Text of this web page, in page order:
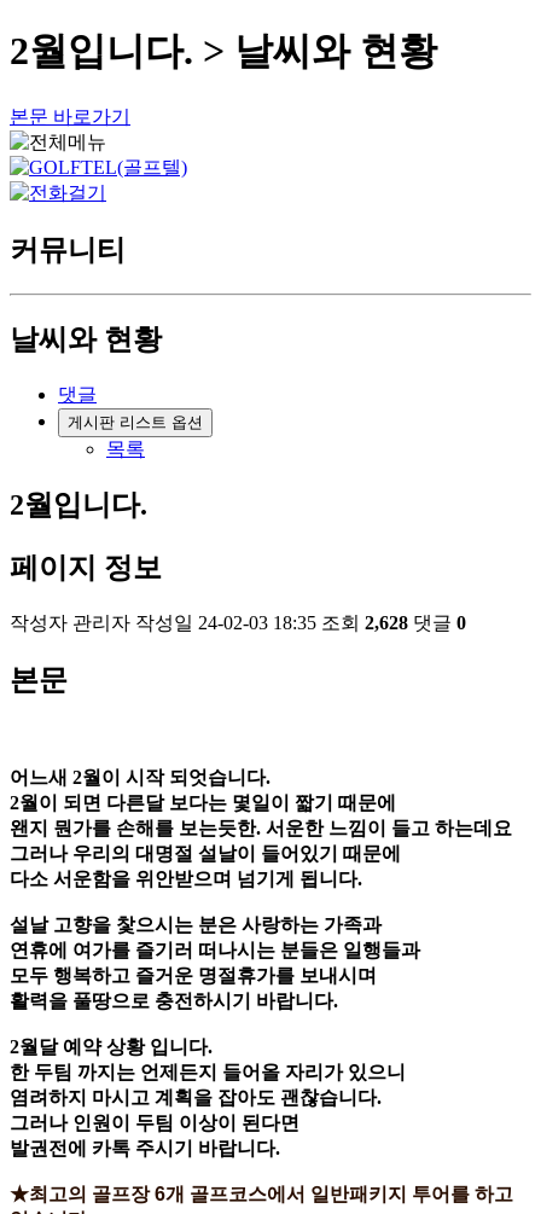
2월입니다. > 날씨와 현황
본문 바로가기
커뮤니티
날씨와 현황
댓글
게시판 리스트 옵션
목록
2월입니다.
페이지 정보
작성자 관리자 작성일 24-02-03 18:35 조회 2,628 댓글 0
본문
어느새 2월이 시작 되엇습니다.
2월이 되면 다른달 보다는 몇일이 짧기 때문에
왠지 뭔가를 손해를 보는듯한. 서운한 느낌이 들고 하는데요
그러나 우리의 대명절 설날이 들어있기 때문에
다소 서운함을 위안받으며 넘기게 됩니다.
설날 고향을 찿으시는 분은 사랑하는 가족과
연휴에 여가를 즐기러 떠나시는 분들은 일행들과
모두 행복하고 즐거운 명절휴가를 보내시며
활력을 풀땅으로 충전하시기 바랍니다.
2월달 예약 상황 입니다.
한 두팀 까지는 언제든지 들어올 자리가 있으니
염려하지 마시고 계획을 잡아도 괜찮습니다.
그러나 인원이 두팀 이상이 된다면
발권전에 카톡 주시기 바랍니다.
★최고의 골프장 6개 골프코스에서 일반패키지 투어를 하고